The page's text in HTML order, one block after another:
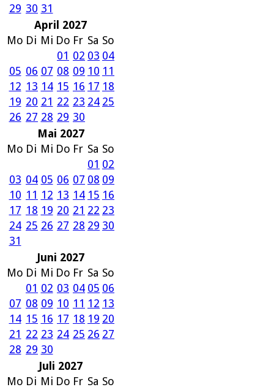
29 30 31
April 2027
Mo Di Mi Do Fr Sa So
01 02 03 04
05 06 07 08 09 10 11
12 13 14 15 16 17 18
19 20 21 22 23 24 25
26 27 28 29 30
Mai 2027
Mo Di Mi Do Fr Sa So
01 02
03 04 05 06 07 08 09
10 11 12 13 14 15 16
17 18 19 20 21 22 23
24 25 26 27 28 29 30
31
Juni 2027
Mo Di Mi Do Fr Sa So
01 02 03 04 05 06
07 08 09 10 11 12 13
14 15 16 17 18 19 20
21 22 23 24 25 26 27
28 29 30
Juli 2027
Mo Di Mi Do Fr Sa So